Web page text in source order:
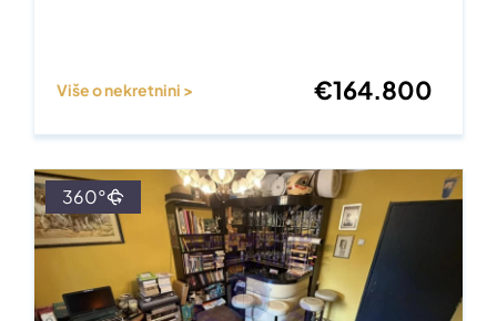
Više o nekretnini > €164.800
360°